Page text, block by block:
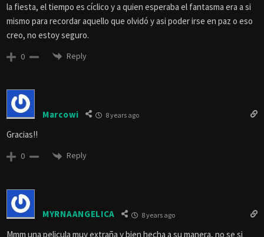
la fiesta, el tiempo es cíclico y a quien esperaba el fantasma era a si
mismo para recordar aquello que olvidó y asi poder irse en paz o eso
creo, no estoy seguro.
0 Reply
Marcowi 8 years ago
Gracias!!
0 Reply
MYRNAANGELICA 8 years ago
Mmm una pelicula muy extraña y bien hecha a su manera, no se si